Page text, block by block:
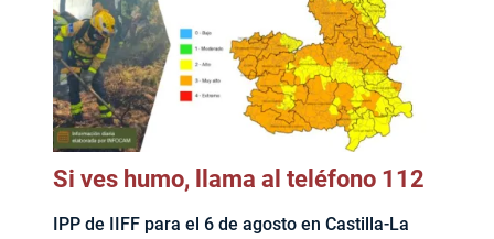
Si ves humo, llama al teléfono 112
IPP de IIFF para el 6 de agosto en Castilla-La